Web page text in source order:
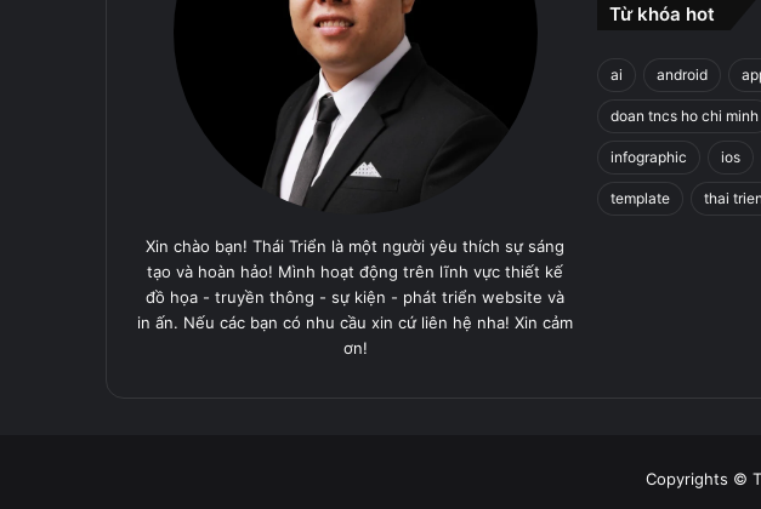
Xin chào bạn! Thái Triển là một người yêu thích sự sáng
tạo và hoàn hảo! Mình hoạt động trên lĩnh vực thiết kế
đồ họa - truyền thông - sự kiện - phát triển website và
in ấn. Nếu các bạn có nhu cầu xin cứ liên hệ nha! Xin cảm
ơn!
Từ khóa hot
ai android
doan tncs ho chi minh
infographic ios
template thai trien
Copyrights ©